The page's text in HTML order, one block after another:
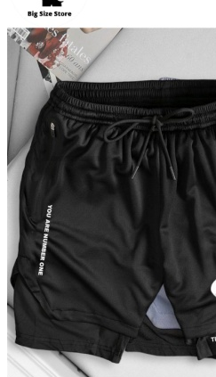
Quay trở lại cửa hàng
0
Giỏ hàng
Chưa có sản phẩm
Quay trở lại cửa hàng